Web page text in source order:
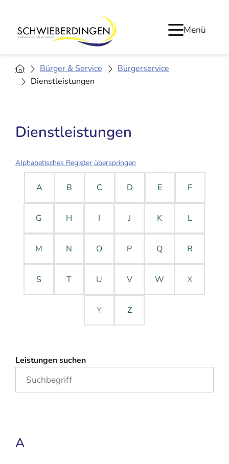
Menü
Bürger & Service
Bürgerservice
Dienstleistungen
Dienstleistungen
Alphabetisches Register überspringen
A B C D E F
G H I J K L
M N O P Q R
S T U V W X
Y Z
Leistungen suchen
A